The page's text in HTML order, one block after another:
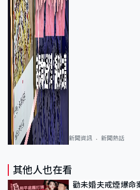
新聞資訊 新聞熱話
其他人也在看
勸未婚夫戒煙爆